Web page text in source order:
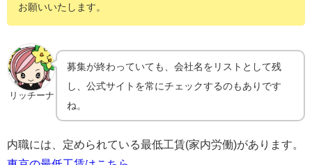
お願いいたします。
リッチーナ
募集が終わっていても、会社名をリストとして残
し、公式サイトを常にチェックするのもありです
ね。
内職には、定められている最低工賃(家内労働)があります。